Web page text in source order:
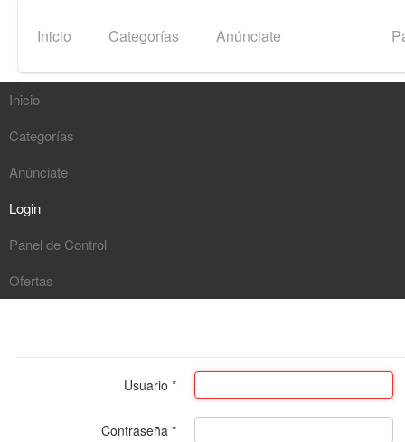
Inicio Categorías Anúnciate
Usuario *
Contraseña *
Inicio
Categorías
Anúnciate
Login
Panel de Control
Ofertas